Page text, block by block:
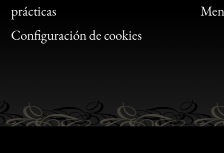
prácticas
Configuración de cookies
Bon